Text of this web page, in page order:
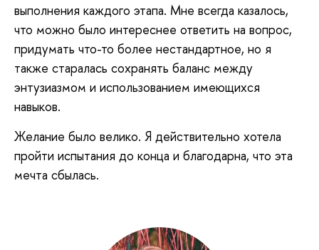
выполнения каждого этапа. Мне всегда казалось,
что можно было интереснее ответить на вопрос,
придумать что-то более нестандартное, но я
также старалась сохранять баланс между
энтузиазмом и использованием имеющихся
навыков.
Желание было велико. Я действительно хотела
пройти испытания до конца и благодарна, что эта
мечта сбылась.